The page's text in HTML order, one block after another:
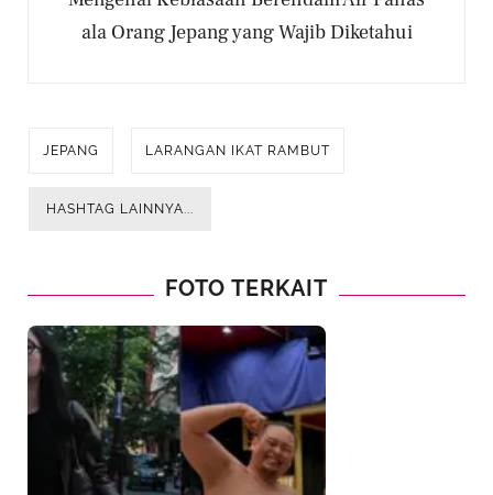
ala Orang Jepang yang Wajib Diketahui
JEPANG LARANGAN IKAT RAMBUT
HASHTAG LAINNYA...
FOTO TERKAIT